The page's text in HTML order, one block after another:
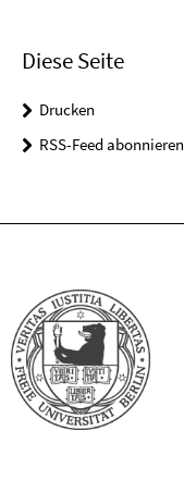
Diese Seite
Drucken
RSS-Feed abonnieren